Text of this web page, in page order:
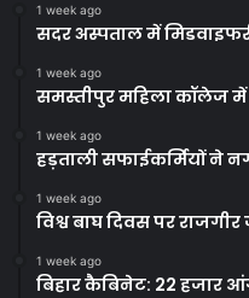
1 week ago
सदर अस्पताल में मिडवाइफरी
1 week ago
समस्तीपुर महिला कॉलेज में
1 week ago
हड़ताली सफाईकर्मियों ने
1 week ago
विश्व बाघ दिवस पर
1 week ago
बिहार कैबिनेट: 22 हजार